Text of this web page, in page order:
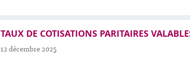
TAUX DE COTISATIONS PARITAIRES
12 décembre 2025